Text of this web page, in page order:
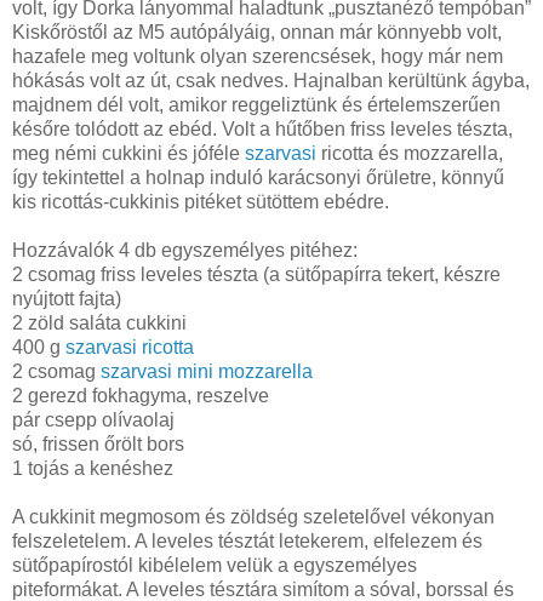
volt, így Dorka lányommal haladtunk „pusztanéző tempóban”
Kiskőröstől az M5 autópályáig, onnan már könnyebb volt,
hazafele meg voltunk olyan szerencsések, hogy már nem
hókásás volt az út, csak nedves. Hajnalban kerültünk ágyba,
majdnem dél volt, amikor reggeliztünk és értelemszerűen
későre tolódott az ebéd. Volt a hűtőben friss leveles tészta,
meg némi cukkini és jóféle szarvasi ricotta és mozzarella,
így tekintettel a holnap induló karácsonyi őrületre, könnyű
kis ricottás-cukkinis pitéket sütöttem ebédre.
Hozzávalók 4 db egyszemélyes pitéhez:
2 csomag friss leveles tészta (a sütőpapírra tekert, készre
nyújtott fajta)
2 zöld saláta cukkini
400 g szarvasi ricotta
2 csomag szarvasi mini mozzarella
2 gerezd fokhagyma, reszelve
pár csepp olívaolaj
só, frissen őrölt bors
1 tojás a kenéshez
A cukkinit megmosom és zöldség szeletelővel vékonyan
felszeletelem. A leveles tésztát letekerem, elfelezem és
sütőpapírostól kibélelem velük a egyszemélyes
piteformákat. A leveles tésztára simítom a sóval, borssal és